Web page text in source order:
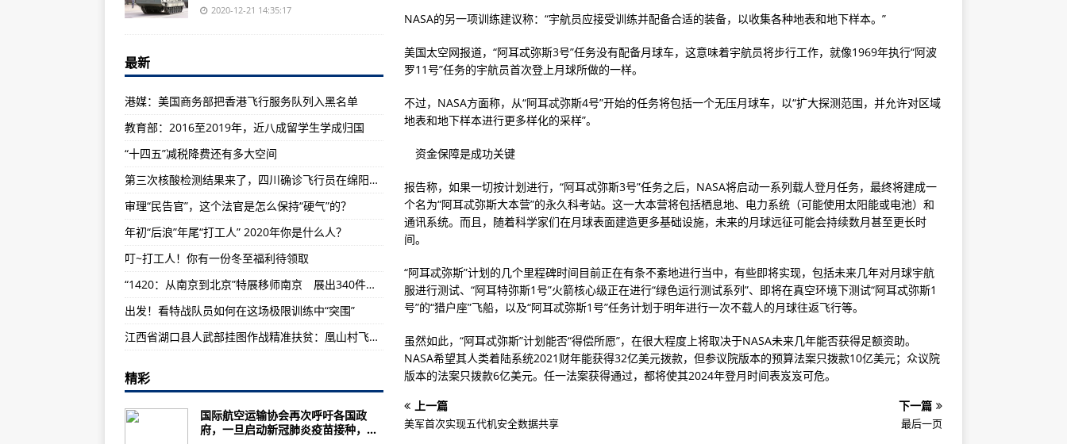
12月21日一分钟阅尽天下军情
港媒：美国商务部把香港飞行服务队列入黑名单
浙江省卫健委：浙江居民主要健康指标接近或达到高收入国家水平
四川：居家隔离的考研生，可凭考前7日内新冠核检阴性报告申请外出赴考
教育部：2016至2019年，近八成留学生学成归国
紧急寻人！陕西公布境外输入无症状感染者密接者轨迹
日本“国产”五代机：最终没能逃出美国的影子
航空工业与吉林大学举行战略合作协议签约仪式
收官！新舟700飞机全机静力试验完成年度目标
沈飞罗阳精神宣讲团在军地联合开展主题党日活动
航空工业上电所党委深入推进“三带三创”主题活动
廉大为一行到海口航空发动机维修项目调研指导
航空工业沈阳所首届程序设计应用大赛圆满落幕
美海军计划派遣C-130J-30运输机执行核通信任务
NASA的另一项训练建议称：“宇航员应接受训练并配备合适的装备，以收集各种地表和地下样本。”
美国太空网报道，“阿耳忒弥斯3号”任务没有配备月球车，这意味着宇航员将步行工作，就像1969年执行“阿波
罗11号”任务的宇航员首次登上月球所做的一样。
不过，NASA方面称，从“阿耳忒弥斯4号”开始的任务将包括一个无压月球车，以“扩大探测范围，并允许对区域
地表和地下样本进行更多样化的采样”。
资金保障是成功关键
报告称，如果一切按计划进行，“阿耳忒弥斯3号”任务之后，NASA将启动一系列载人登月任务，最终将建成一
个名为“阿耳忒弥斯大本营”的永久科考站。这一大本营将包括栖息地、电力系统（可能使用太阳能或电池）和
通讯系统。而且，随着科学家们在月球表面建造更多基础设施，未来的月球远征可能会持续数月甚至更长时
间。
“阿耳忒弥斯”计划的几个里程碑时间目前正在有条不紊地进行当中，有些即将实现，包括未来几年对月球宇航
服进行测试、“阿耳特弥斯1号”火箭核心级正在进行“绿色运行测试系列”、即将在真空环境下测试“阿耳忒弥斯1
号”的“猎户座”飞船，以及“阿耳忒弥斯1号”任务计划于明年进行一次不载人的月球往返飞行等。
虽然如此，“阿耳忒弥斯”计划能否“得偿所愿”，在很大程度上将取决于NASA未来几年能否获得足额资助。
NASA希望其人类着陆系统2021财年能获得32亿美元拨款，但参议院版本的预算法案只拨款10亿美元；众议院
版本的法案只拨款6亿美元。任一法案获得通过，都将使其2024年登月时间表岌岌可危。
上一篇
美军首次实现五代机安全数据共享
下一篇
最后一页
2020-12-21 14:35:17
最新
港媒：美国商务部把香港飞行服务队列入黑名单
教育部：2016至2019年，近八成留学生学成归国
“十四五”减税降费还有多大空间
第三次核酸检测结果来了，四川确诊飞行员在绵阳密接者核酸检测均为阴性
审理“民告官”，这个法官是怎么保持“硬气”的？
年初“后浪”年尾“打工人” 2020年你是什么人？
叮~打工人！你有一份冬至福利待领取
“1420：从南京到北京”特展移师南京 展出340件（套）明代精品文物
出发！看特战队员如何在这场极限训练中“突围”
江西省湖口县人武部挂图作战精准扶贫：凰山村飞出“金凤凰”
精彩
国际航空运输协会再次呼吁各国政
府，一旦启动新冠肺炎疫苗接种，...